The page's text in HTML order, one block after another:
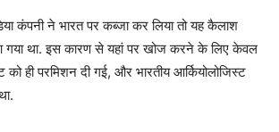
कंपनी ने भारत पर कब्जा कर लिया तो यह कैलाश
था. इस कारण से यहां पर खोज करने के लिए केवल
ही परमिशन दी गई, और भारतीय आर्कियोलोजिस्ट